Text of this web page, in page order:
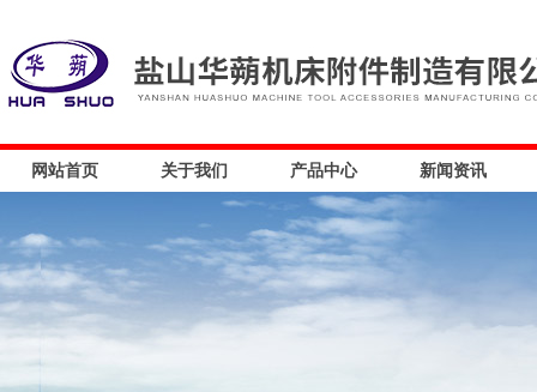
网站首页 关于我们 产品中心 新闻资讯